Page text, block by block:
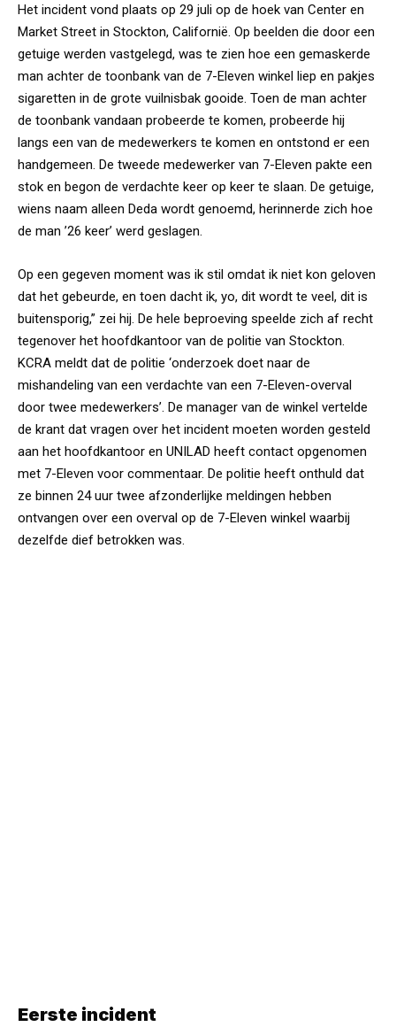
Het incident vond plaats op 29 juli op de hoek van Center en
Market Street in Stockton, Californië. Op beelden die door een
getuige werden vastgelegd, was te zien hoe een gemaskerde
man achter de toonbank van de 7-Eleven winkel liep en pakjes
sigaretten in de grote vuilnisbak gooide. Toen de man achter
de toonbank vandaan probeerde te komen, probeerde hij
langs een van de medewerkers te komen en ontstond er een
handgemeen. De tweede medewerker van 7-Eleven pakte een
stok en begon de verdachte keer op keer te slaan. De getuige,
wiens naam alleen Deda wordt genoemd, herinnerde zich hoe
de man ’26 keer’ werd geslagen.
Op een gegeven moment was ik stil omdat ik niet kon geloven
dat het gebeurde, en toen dacht ik, yo, dit wordt te veel, dit is
buitensporig,” zei hij. De hele beproeving speelde zich af recht
tegenover het hoofdkantoor van de politie van Stockton.
KCRA meldt dat de politie ‘onderzoek doet naar de
mishandeling van een verdachte van een 7-Eleven-overval
door twee medewerkers’. De manager van de winkel vertelde
de krant dat vragen over het incident moeten worden gesteld
aan het hoofdkantoor en UNILAD heeft contact opgenomen
met 7-Eleven voor commentaar. De politie heeft onthuld dat
ze binnen 24 uur twee afzonderlijke meldingen hebben
ontvangen over een overval op de 7-Eleven winkel waarbij
dezelfde dief betrokken was.
Eerste incident